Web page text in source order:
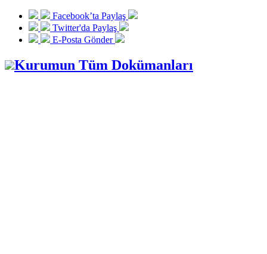
Facebook’ta Paylaş
Twitter'da Paylaş
E-Posta Gönder
Kurumun Tüm Dokümanları